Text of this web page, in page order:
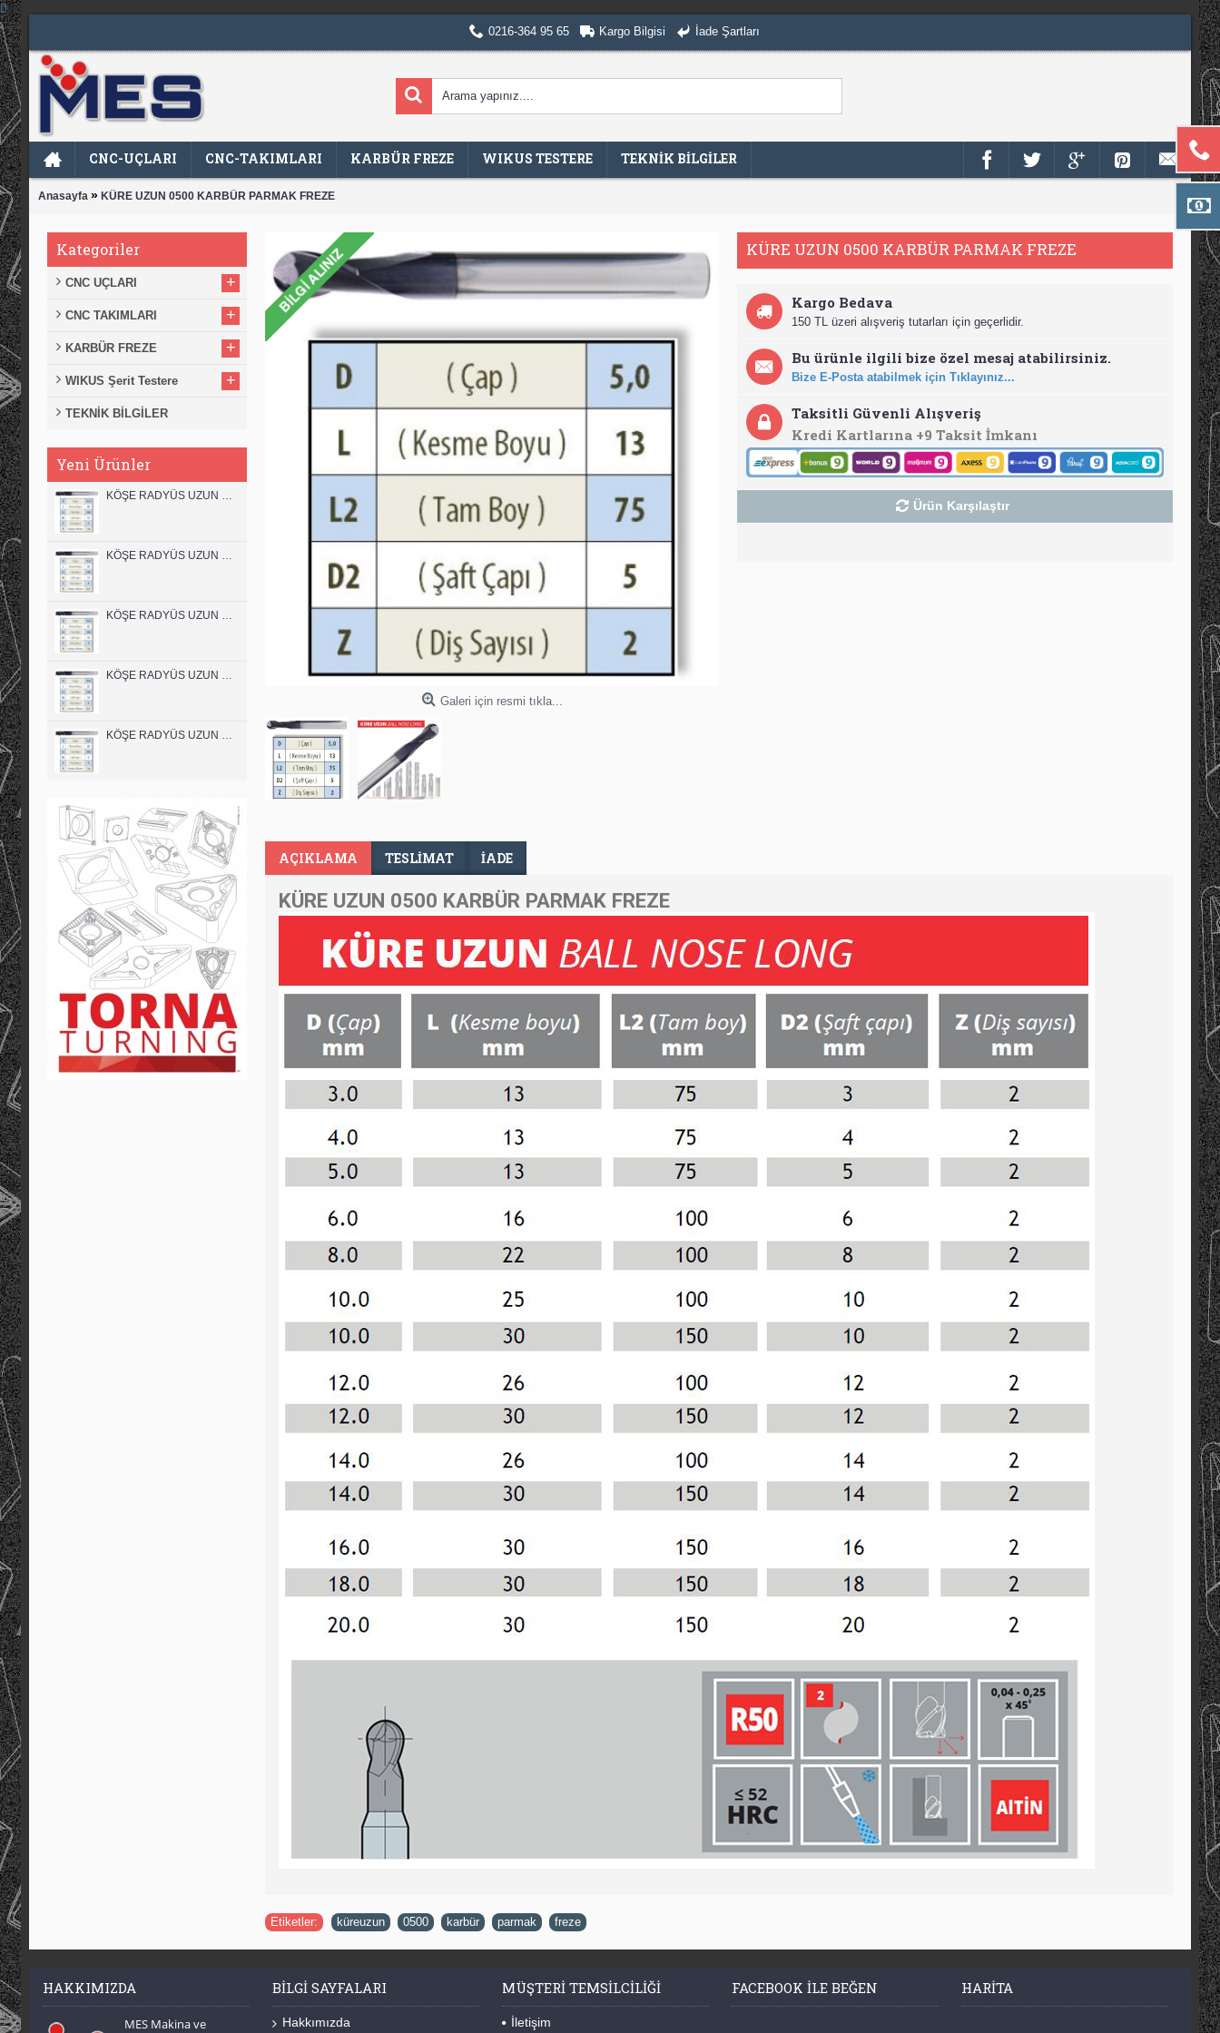
0216-364 95 65 Kargo Bilgisi İade Şartları
CNC-UÇLARI CNC-TAKIMLARI KARBÜR FREZE WIKUS TESTERE TEKNİK BİLGİLER
Anasayfa » KÜRE UZUN 0500 KARBÜR PARMAK FREZE
Kategoriler
CNC UÇLARI +
CNC TAKIMLARI +
KARBÜR FREZE +
WIKUS Şerit Testere +
TEKNİK BİLGİLER
Yeni Ürünler
Galeri için resmi tıkla...
KÜRE UZUN 0500 KARBÜR PARMAK FREZE
Kargo Bedava
150 TL üzeri alışveriş tutarları için geçerlidir.
Bu ürünle ilgili bize özel mesaj atabilirsiniz.
Bize E-Posta atabilmek için Tıklayınız...
Taksitli Güvenli Alışveriş
Kredi Kartlarına +9 Taksit İmkanı
Ürün Karşılaştır
AÇIKLAMA TESLIMAT İADE
KÜRE UZUN 0500 KARBÜR PARMAK FREZE
Etiketler: küreuzun 0500 karbür parmak freze
HAKKIMIZDA
MES Makina ve
BILGI SAYFALARI
Hakkımızda
MÜŞTERI TEMSILCILIĞI
İletişim
FACEBOOK ILE BEĞEN HARITA